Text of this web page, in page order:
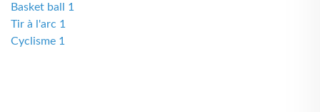
Basket ball 1
Tir à l'arc 1
Cyclisme 1